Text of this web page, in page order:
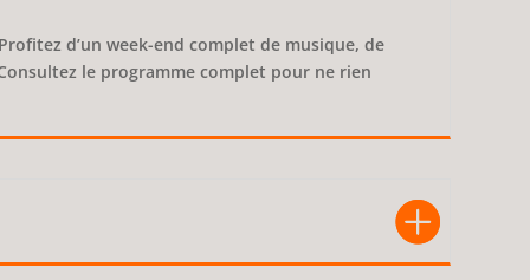
d’un week-end complet de musique, de
le programme complet pour ne rien